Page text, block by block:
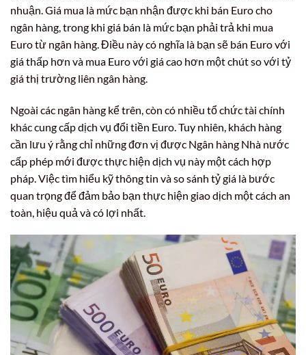
nhuận. Giá mua là mức bạn nhận được khi bán Euro cho
ngân hàng, trong khi giá bán là mức bạn phải trả khi mua
Euro từ ngân hàng. Điều này có nghĩa là bạn sẽ bán Euro với
giá thấp hơn và mua Euro với giá cao hơn một chút so với tỷ
giá thị trường liên ngân hàng.
Ngoài các ngân hàng kể trên, còn có nhiều tổ chức tài chính
khác cung cấp dịch vụ đổi tiền Euro. Tuy nhiên, khách hàng
cần lưu ý rằng chỉ những đơn vị được Ngân hàng Nhà nước
cấp phép mới được thực hiện dịch vụ này một cách hợp
pháp. Việc tìm hiểu kỹ thông tin và so sánh tỷ giá là bước
quan trọng để đảm bảo bạn thực hiện giao dịch một cách an
toàn, hiệu quả và có lợi nhất.